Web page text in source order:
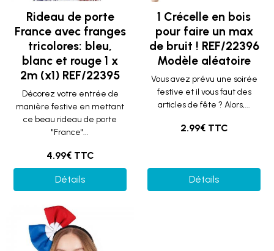
Rideau de porte
France avec franges
tricolores: bleu,
blanc et rouge 1 x
2m (x1) REF/22395
Décorez votre entrée de
manière festive en mettant
ce beau rideau de porte
"France"...
4.99€ TTC
Détails
1 Crécelle en bois
pour faire un max
de bruit ! REF/22396
Modèle aléatoire
Vous avez prévu une soirée
festive et il vous faut des
articles de fête ? Alors,...
2.99€ TTC
Détails